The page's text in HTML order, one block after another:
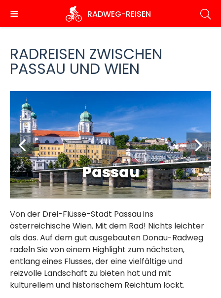
zum
Inhalt
RADWEG-REISEN
RADREISEN ZWISCHEN
PASSAU UND WIEN
Passau
Von der Drei-Flüsse-Stadt Passau ins
österreichische Wien. Mit dem Rad! Nichts leichter
als das. Auf dem gut ausgebauten Donau-Radweg
radeln Sie von einem Highlight zum nächsten,
entlang eines Flusses, der eine vielfältige und
reizvolle Landschaft zu bieten hat und mit
kulturellem und historischem Reichtum lockt.